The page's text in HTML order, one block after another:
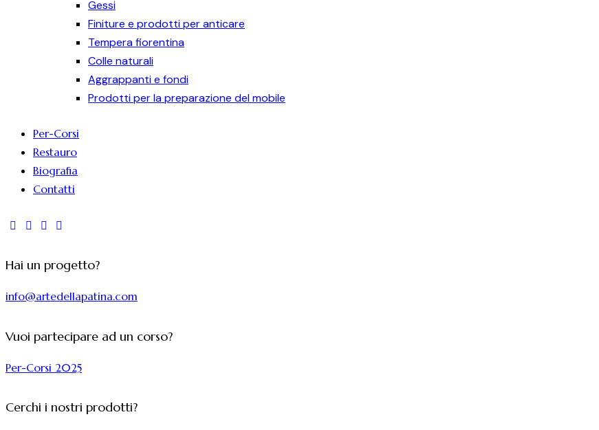
Gessi
Finiture e prodotti per anticare
Tempera fiorentina
Colle naturali
Aggrappanti e fondi
Prodotti per la preparazione del mobile
Per-Corsi
Restauro
Biografia
Contatti
Hai un progetto?
info@artedellapatina.com
Vuoi partecipare ad un corso?
Per-Corsi 2025
Cerchi i nostri prodotti?